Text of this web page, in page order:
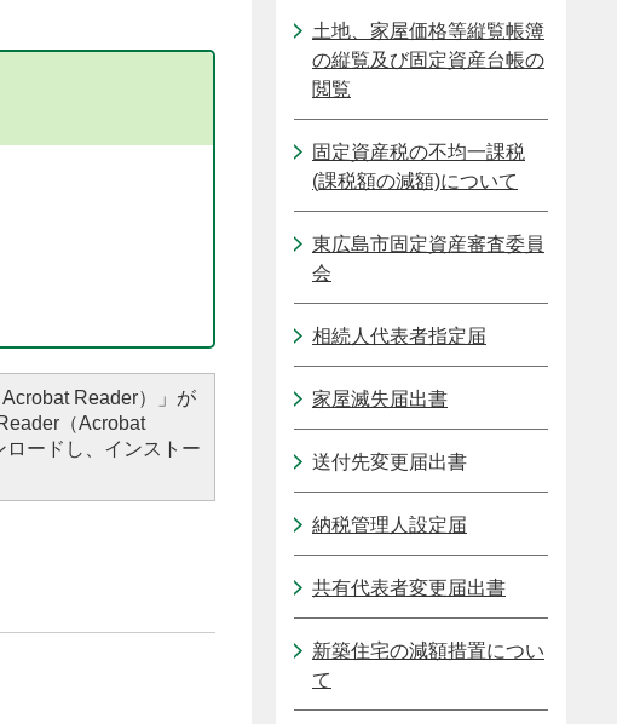
Reader）」が
（Acrobat
ードし、インストー
土地、家屋価格等縦覧帳簿
の縦覧及び固定資産台帳の
閲覧
固定資産税の不均一課税
(課税額の減額)について
東広島市固定資産審査委員
会
相続人代表者指定届
家屋滅失届出書
送付先変更届出書
納税管理人設定届
共有代表者変更届出書
新築住宅の減額措置につい
て